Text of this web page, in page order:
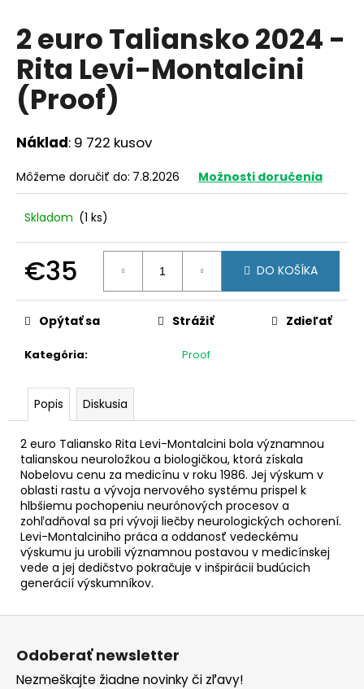
2 euro Taliansko 2024 -
Rita Levi-Montalcini
(Proof)
Náklad: 9 722 kusov
Môžeme doručiť do: 7.8.2026 Možnosti doručenia
Skladom (1 ks)
€35
cena:
DO KOŠÍKA
Kategória: Proof
Opýtať sa Strážiť Zdieľať
Popis Diskusia
2 euro Taliansko Rita Levi-Montalcini bola významnou
talianskou neuroložkou a biologičkou, ktorá získala
Nobelovu cenu za medicínu v roku 1986. Jej výskum v
oblasti rastu a vývoja nervového systému prispel k
hlbšiemu pochopeniu neurónových procesov a
zohľadňoval sa pri vývoji liečby neurologických ochorení.
Levi-Montalciniho práca a oddanosť vedeckému
výskumu ju urobili významnou postavou v medicínskej
vede a jej dedičstvo pokračuje v inšpirácii budúcich
generácií výskumníkov.
j
s
ť
?
O
d
p
o
ú
e
2
EURO
LUXEMBURSKO
2026
-
45.
NARODENINY
VILIAMA
(BU)
Z
Odoberať newsletter
Nezmeškajte žiadne novinky či zľavy!